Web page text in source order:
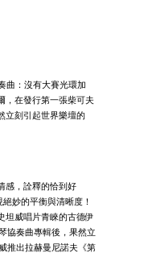
曲：沒有大賽光環加
，在發行第一張柴可夫
立刻引起世界樂壇的
感，詮釋的恰到好
妙的平衡與清晰度！
坦威唱片青睞的古德伊
協奏曲專輯後，果然立
推出拉赫曼尼諾夫《第